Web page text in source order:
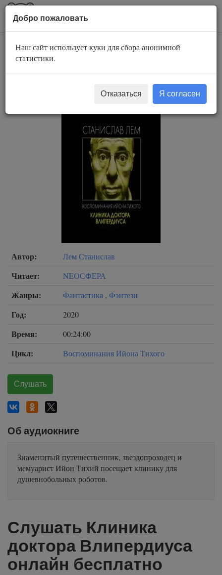
AuBook.org
Клиника доктора
Влипердиуса
Автор: Лем Станислав
Читает: NEOСФЕРА
Жанры: Фантастика , Фэнтези
Год: 2020
Время: 00:24:00
Цикл: Воспоминания Ийона Тихого
Слушать
Об аудиокниге
Знаменитый путешественник, звездопроходец и
мемуарист Ийон Тихий посещает клинику для
душевнобольных роботов.
Слушать Клиника
доктора Влипердиуса
онлайн бесплатно
Добро пожаловать
Наш сайт использует куки для сбора анонимной
статистики.
Отказаться Я согласен